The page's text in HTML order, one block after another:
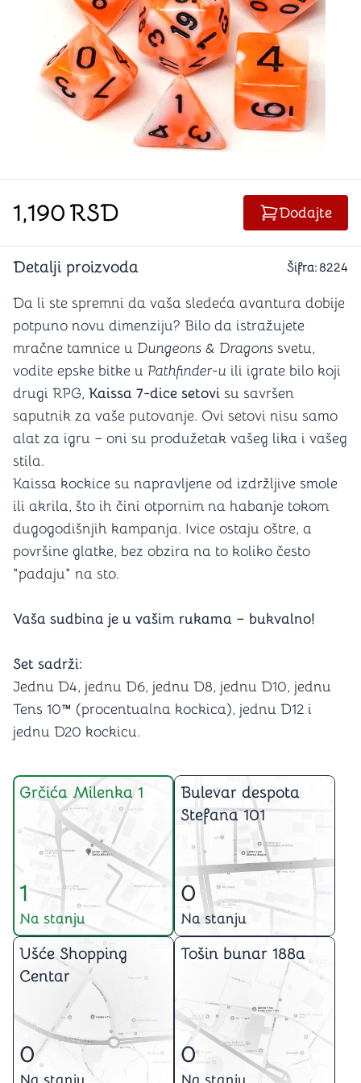
1,190RSD Dodajte
Detalji proizvoda Šifra:8224
Da li ste spremni da vaša sledeća avantura dobije
potpuno novu dimenziju? Bilo da istražujete
mračne tamnice u Dungeons & Dragons svetu,
vodite epske bitke u Pathfinder-u ili igrate bilo koji
drugi RPG, Kaissa 7-dice setovi su savršen
saputnik za vaše putovanje. Ovi setovi nisu samo
alat za igru – oni su produžetak vašeg lika i vašeg
stila.
Kaissa kockice su napravljene od izdržljive smole
ili akrila, što ih čini otpornim na habanje tokom
dugogodišnjih kampanja. Ivice ostaju oštre, a
površine glatke, bez obzira na to koliko često
"padaju" na sto.
Vaša sudbina je u vašim rukama – bukvalno!
Set sadrži:
Jednu D4, jednu D6, jednu D8, jednu D10, jednu
Tens 10™ (procentualna kockica), jednu D12 i
jednu D20 kockicu.
Grčića Milenka 1
1
Na stanju
Bulevar despota
Stefana 101
0
Na stanju
Ušće Shopping
Centar
0
Tošin bunar 188a
0